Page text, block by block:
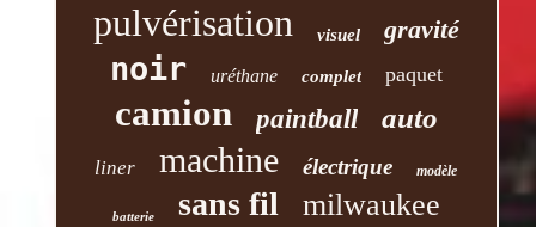
pulvérisation visuel gravité
noir uréthane complet paquet
camion paintball auto
liner machine électrique modèle
batterie sans fil milwaukee